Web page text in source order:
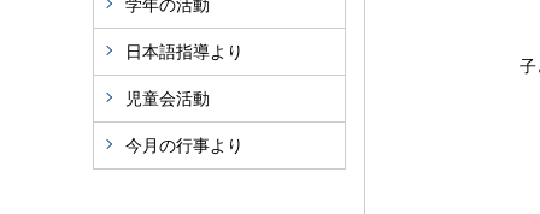
学年の活動
日本語指導より
児童会活動
今月の行事より
子